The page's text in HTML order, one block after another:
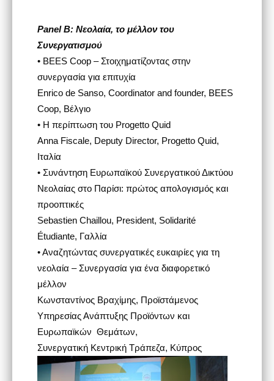
Panel B: Νεολαία, το μέλλον του
Συνεργατισμού
• BEES Coop – Στοιχηματίζοντας στην
συνεργασία για επιτυχία
Enrico de Sanso, Coordinator and founder, BEES
Coop, Βέλγιο
• Η περίπτωση του Progetto Quid
Anna Fiscale, Deputy Director, Progetto Quid,
Ιταλία
• Συνάντηση Ευρωπαϊκού Συνεργατικού Δικτύου
Νεολαίας στο Παρίσι: πρώτος απολογισμός και
προοπτικές
Sebastien Chaillou, President, Solidarité
Étudiante, Γαλλία
• Αναζητώντας συνεργατικές ευκαιρίες για τη
νεολαία – Συνεργασία για ένα διαφορετικό
μέλλον
Κωνσταντίνος Βραχίμης, Προϊστάμενος
Υπηρεσίας Ανάπτυξης Προϊόντων και
Ευρωπαϊκών Θεμάτων,
Συνεργατική Κεντρική Τράπεζα, Κύπρος